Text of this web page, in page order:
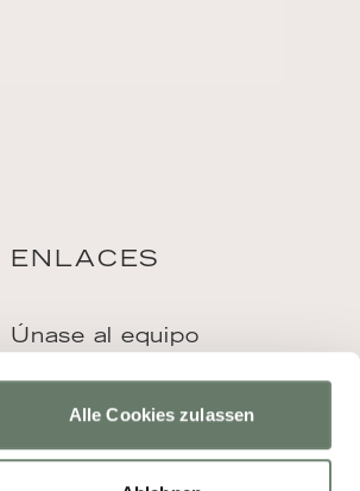
Alle Cookies zulassen
ENLACES
Únase al equipo
Prensa